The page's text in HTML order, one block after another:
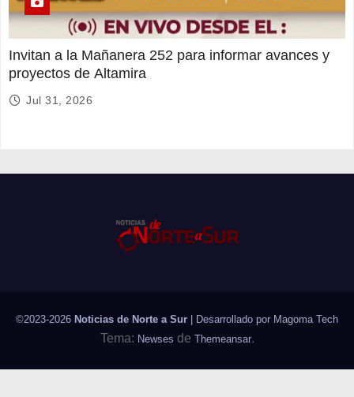
Invitan a la Mañanera 252 para informar avances y
proyectos de Altamira
Jul 31, 2026
©2023-2026 Noticias de Norte a Sur | Desarrollado por Magoma Tech
Tema: Newses de Themeansar.